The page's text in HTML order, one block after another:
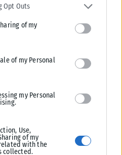
information including but not
third-party tags to use your data
below Google consent section.
Opt Outs
of my
of my Personal
my Personal
Use,
of my
with the
collected.